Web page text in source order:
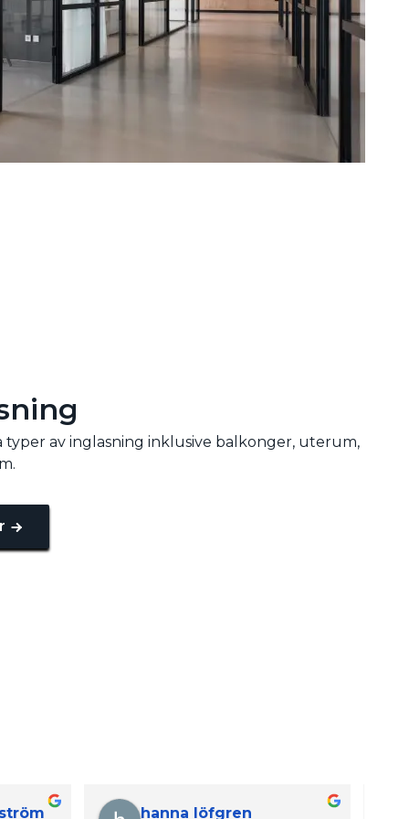
typer av inglasning inklusive balkonger, uterum,
Kjell Karlsson